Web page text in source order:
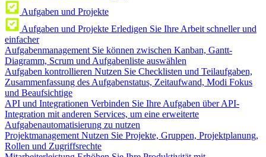
Aufgaben und Projekte
Aufgaben und Projekte Erledigen Sie Ihre Arbeit schneller und
einfacher
Aufgabenmanagement Sie können zwischen Kanban, Gantt-
Diagramm, Scrum und Aufgabenliste auswählen
Aufgaben kontrollieren Nutzen Sie Checklisten und Teilaufgaben,
Zusammenfassung des Aufgabenstatus, Zeitaufwand, Modi Fokus
und Beaufsichtige
API und Integrationen Verbinden Sie Ihre Aufgaben über API-
Integration mit anderen Services, um eine erweiterte
Aufgabenautomatisierung zu nutzen
Projektmanagement Nutzen Sie Projekte, Gruppen, Projektplanung,
Rollen und Zugriffsrechte